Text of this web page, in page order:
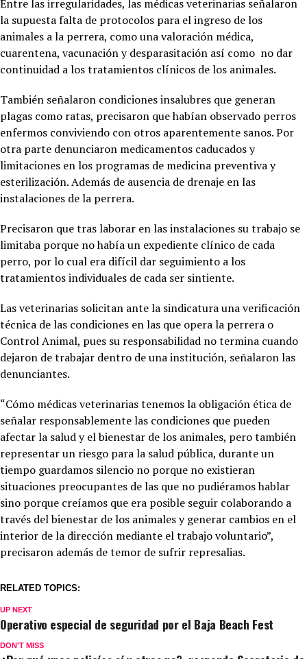
Entre las irregularidades, las médicas veterinarias señalaron
la supuesta falta de protocolos para el ingreso de los
animales a la perrera, como una valoración médica,
cuarentena, vacunación y desparasitación así como no dar
continuidad a los tratamientos clínicos de los animales.
También señalaron condiciones insalubres que generan
plagas como ratas, precisaron que habían observado perros
enfermos conviviendo con otros aparentemente sanos. Por
otra parte denunciaron medicamentos caducados y
limitaciones en los programas de medicina preventiva y
esterilización. Además de ausencia de drenaje en las
instalaciones de la perrera.
Precisaron que tras laborar en las instalaciones su trabajo se
limitaba porque no había un expediente clínico de cada
perro, por lo cual era difícil dar seguimiento a los
tratamientos individuales de cada ser sintiente.
Las veterinarias solicitan ante la sindicatura una verificación
técnica de las condiciones en las que opera la perrera o
Control Animal, pues su responsabilidad no termina cuando
dejaron de trabajar dentro de una institución, señalaron las
denunciantes.
“Cómo médicas veterinarias tenemos la obligación ética de
señalar responsablemente las condiciones que pueden
afectar la salud y el bienestar de los animales, pero también
representar un riesgo para la salud pública, durante un
tiempo guardamos silencio no porque no existieran
situaciones preocupantes de las que no pudiéramos hablar
sino porque creíamos que era posible seguir colaborando a
través del bienestar de los animales y generar cambios en el
interior de la dirección mediante el trabajo voluntario”,
precisaron además de temor de sufrir represalias.
RELATED TOPICS:
UP NEXT
Operativo especial de seguridad por el Baja Beach Fest
DON'T MISS